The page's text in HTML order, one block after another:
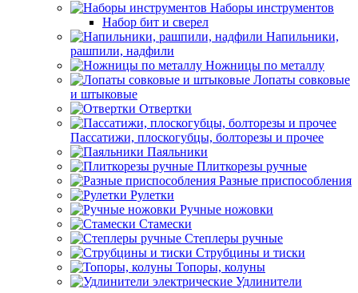
Наборы инструментов
Набор бит и сверел
Напильники,
рашпили, надфили
Ножницы по металлу
Лопаты совковые
и штыковые
Отвертки
Пассатижи, плоскогубцы, болторезы и прочее
Паяльники
Плиткорезы ручные
Разные приспособления
Рулетки
Ручные ножовки
Стамески
Степлеры ручные
Струбцины и тиски
Топоры, колуны
Удлинители